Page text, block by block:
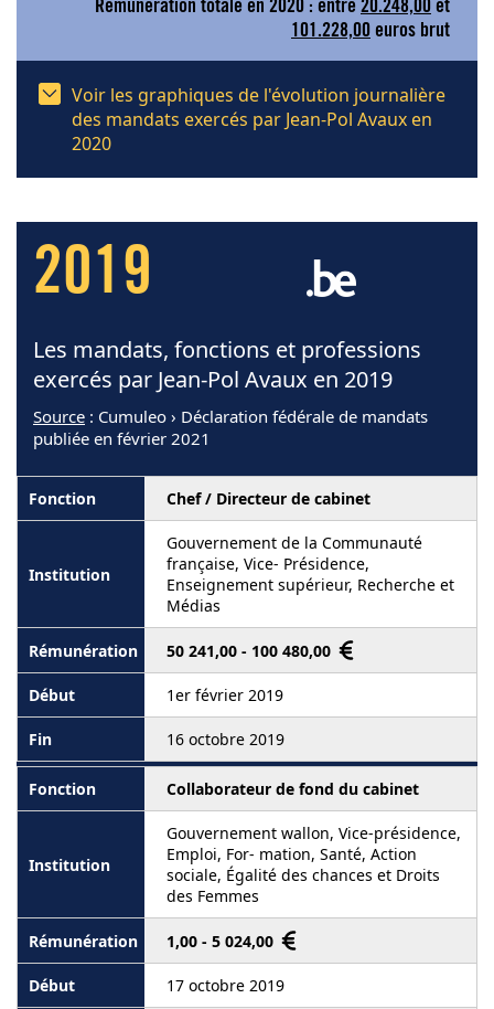
Rémunération totale en 2020 : entre 20.248,00 et
101.228,00 euros brut
Voir les graphiques de l'évolution journalière
des mandats exercés par Jean-Pol Avaux en
2020
2019
Les mandats, fonctions et professions
exercés par Jean-Pol Avaux en 2019
Source : Cumuleo › Déclaration fédérale de mandats
publiée en février 2021
Chef / Directeur de cabinet
Gouvernement de la Communauté
française, Vice- Présidence,
Enseignement supérieur, Recherche et
Médias
50 241,00 - 100 480,00
1er février 2019
16 octobre 2019
Collaborateur de fond du cabinet
Gouvernement wallon, Vice-présidence,
Emploi, For- mation, Santé, Action
sociale, Égalité des chances et Droits
des Femmes
1,00 - 5 024,00
17 octobre 2019